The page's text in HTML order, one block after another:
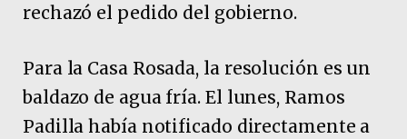
rechazó el pedido del gobierno.
Para la Casa Rosada, la resolución es un
baldazo de agua fría. El lunes, Ramos
Padilla había notificado directamente a